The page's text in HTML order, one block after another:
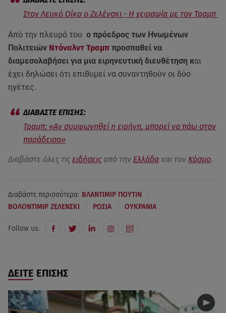
Στον Λευκό Οίκο ο Ζελένσκι - Η χειραψία με τον Τραμπ
Από την πλευρά του ο πρόεδρος των Ηνωμένων
Πολιτειών Ντόναλντ Τραμπ προσπαθεί να
διαμεσολαβήσει για μια ειρηνευτική διευθέτηση και
έχει δηλώσει ότι επιθυμεί να συναντηθούν οι δύο
ηγέτες.
Τραμπ: «Αν συμφωνηθεί η ειρήνη, μπορεί να πάω στον
παράδεισο»
Διαβάστε όλες τις ειδήσεις από την Ελλάδα και τον Κόσμο.
Διαβάστε περισσότερα: ΒΛΑΝΤΙΜΙΡ ΠΟΥΤΙΝ
ΒΟΛΟΝΤΙΜΙΡ ΖΕΛΕΝΣΚΙ ΡΩΣΙΑ ΟΥΚΡΑΝΙΑ
Follow us:
ΔΕΙΤΕ ΕΠΙΣΗΣ